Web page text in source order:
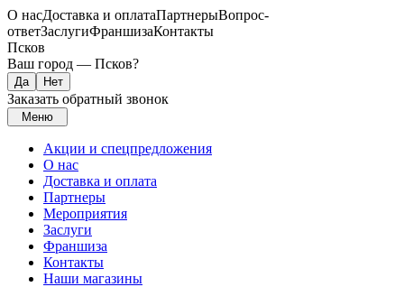
О насДоставка и оплатаПартнерыВопрос-
ответЗаслугиФраншизаКонтакты
Псков
Ваш город — Псков?
Заказать обратный звонок
Меню
Акции и спецпредложения
О нас
Доставка и оплата
Партнеры
Мероприятия
Заслуги
Франшиза
Контакты
Наши магазины